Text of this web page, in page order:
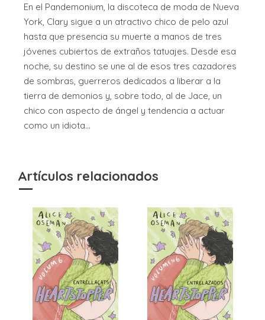
En el Pandemonium, la discoteca de moda de Nueva
York, Clary sigue a un atractivo chico de pelo azul
hasta que presencia su muerte a manos de tres
jóvenes cubiertos de extraños tatuajes. Desde esa
noche, su destino se une al de esos tres cazadores
de sombras, guerreros dedicados a liberar a la
tierra de demonios y, sobre todo, al de Jace, un
chico con aspecto de ángel y tendencia a actuar
como un idiota...
Artículos relacionados